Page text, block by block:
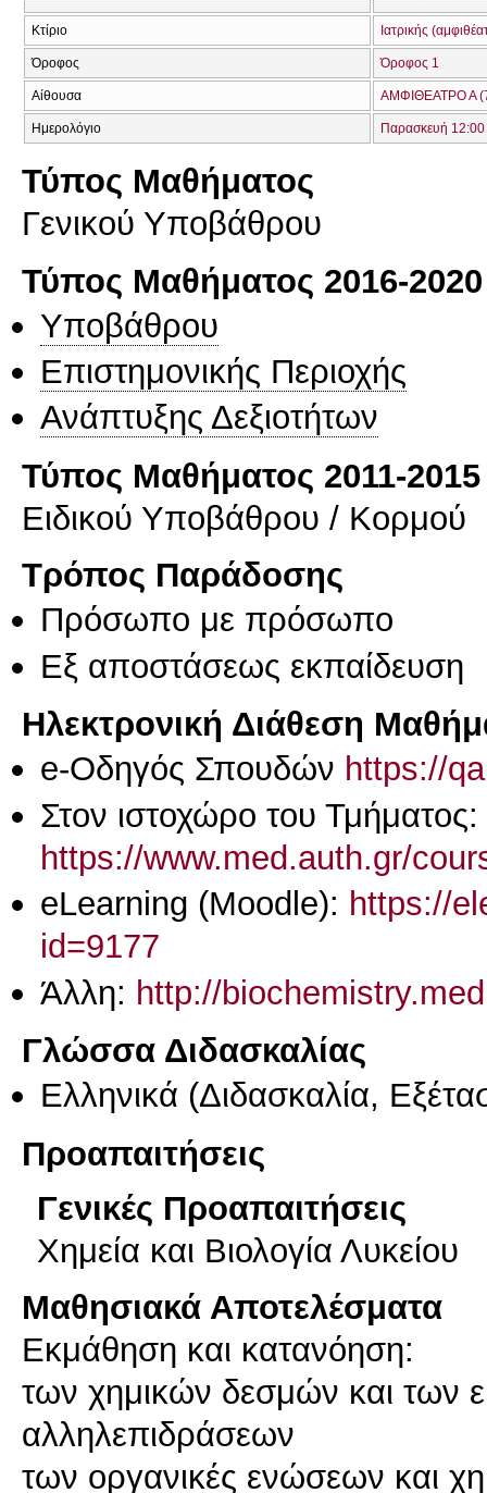
Κτίριο Ιατρικής
Όροφος Όροφος 1
Αίθουσα ΑΜΦΙΘΕΑΤΡΟ Α
Ημερολόγιο Παρασκευή
Τύπος Μαθήματος
Γενικού Υποβάθρου
Τύπος Μαθήματος 2016-2020
Υποβάθρου
Επιστημονικής Περιοχής
Ανάπτυξης Δεξιοτήτων
Τύπος Μαθήματος 2011-2015
Ειδικού Υποβάθρου / Κορμού
Τρόπος Παράδοσης
Πρόσωπο με πρόσωπο
Eξ απoστάσεως εκπαίδευση
Ηλεκτρονική Διάθεση
e-Οδηγός Σπουδών https://
Στον ιστοχώρο του Τμήματος:
https://www.med.auth.gr/
eLearning (Moodle): https://
id=9177
Άλλη: http://
Γλώσσα Διδασκαλίας
Ελληνικά (Διδασκαλία,
Προαπαιτήσεις
Γενικές Προαπαιτήσεις
Χημεία και Βιολογία Λυκείου
Μαθησιακά Αποτελέσματα
Εκμάθηση και κατανόηση:
των χημικών δεσμών και των
αλληλεπιδράσεων
των οργανικές ενώσεων και